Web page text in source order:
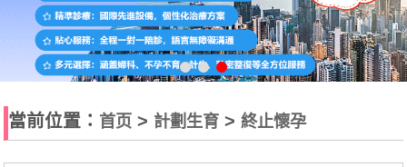
當前位置： 首页 > 計劃生育 >終止懷孕